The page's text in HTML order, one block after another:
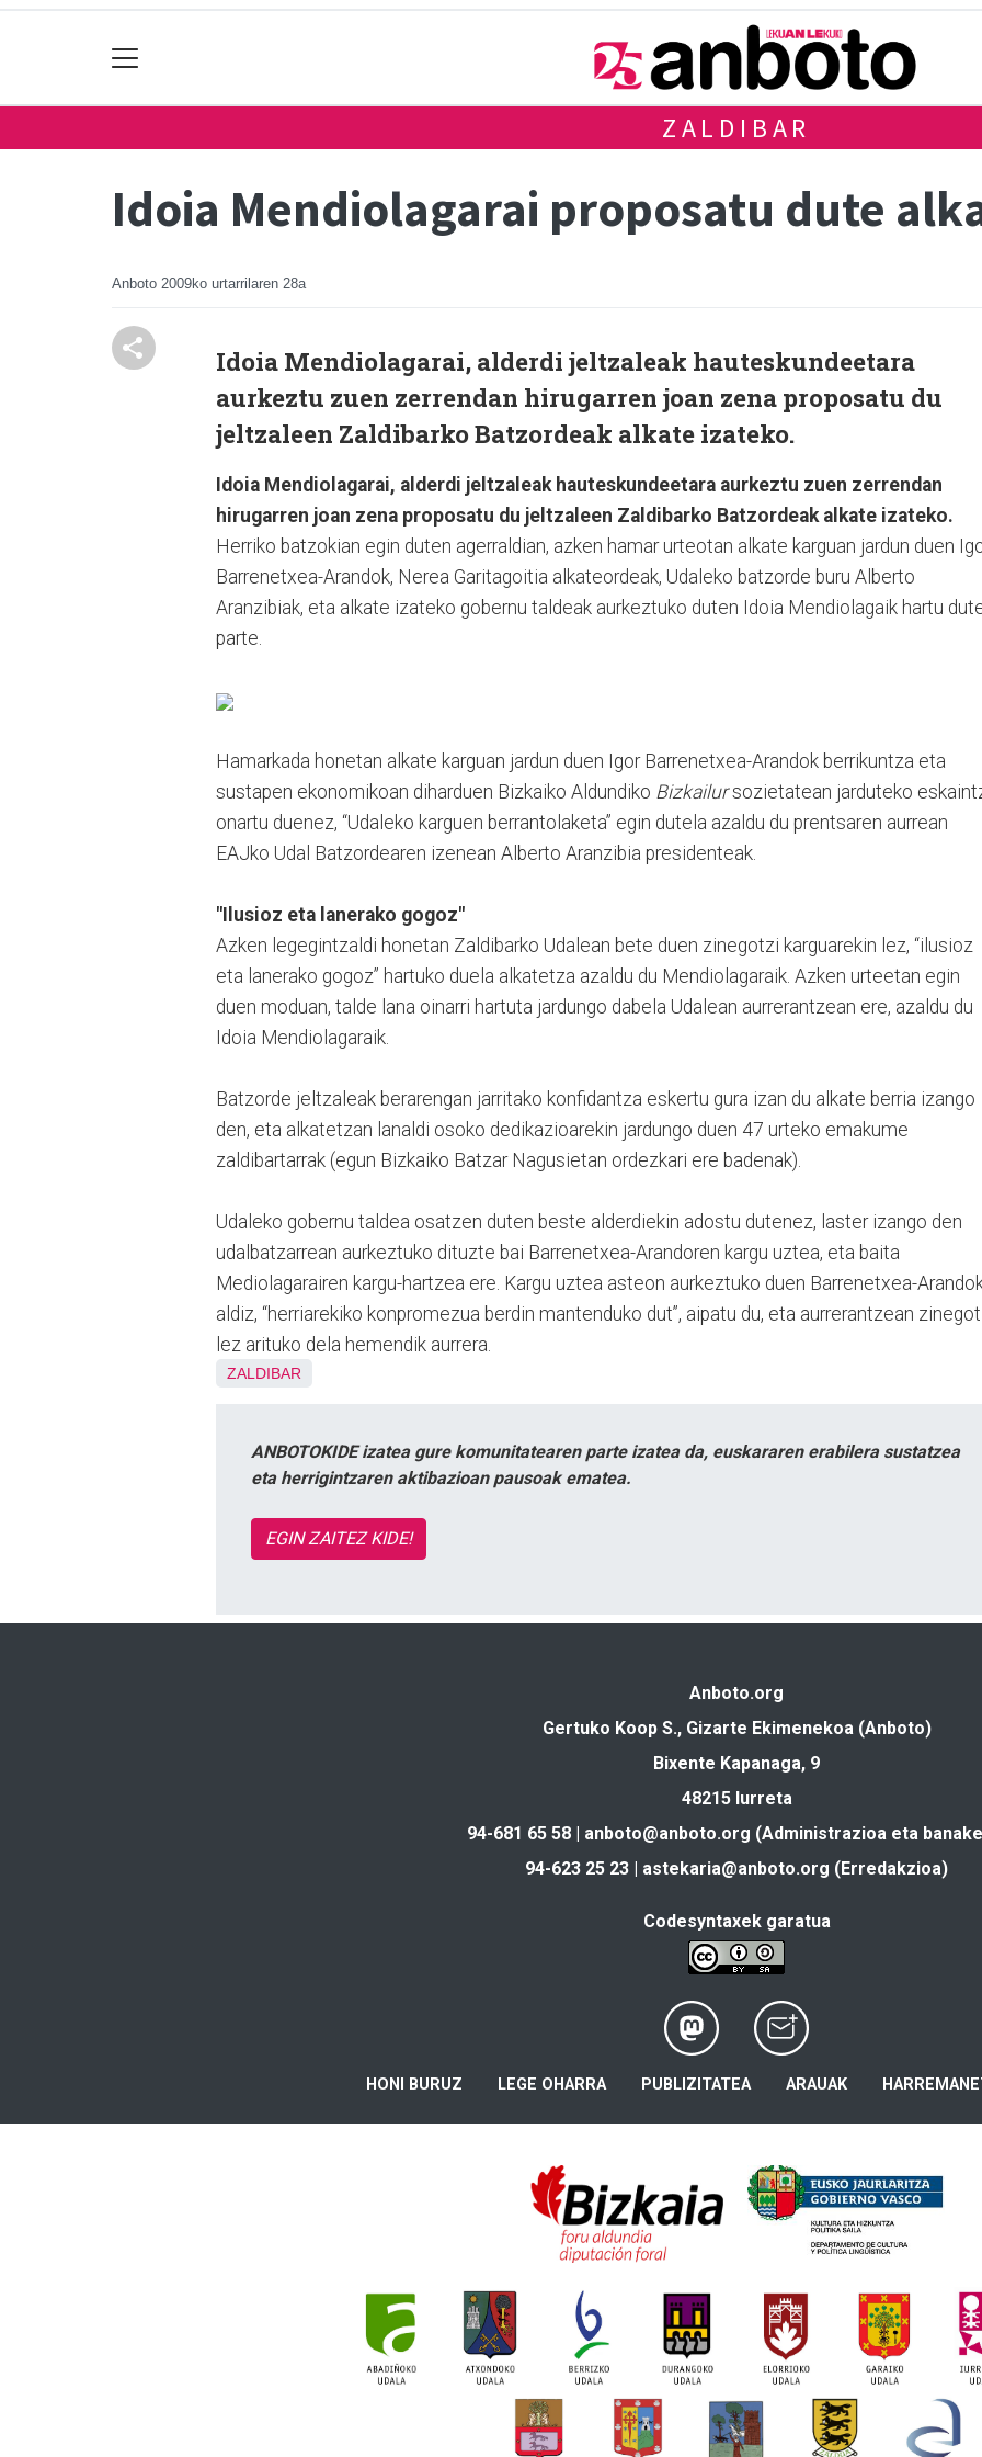
ZALDIBAR
Idoia Mendiolagarai proposatu dute
Anboto 2009ko urtarrilaren 28a
Idoia Mendiolagarai, alderdi jeltzaleak hauteskundeetara
aurkeztu zuen zerrendan hirugarren joan zena proposatu du
jeltzaleen Zaldibarko Batzordeak alkate izateko.
Idoia Mendiolagarai, alderdi jeltzaleak hauteskundeetara aurkeztu zuen zerrendan
hirugarren joan zena proposatu du jeltzaleen Zaldibarko Batzordeak alkate izateko.
Herriko batzokian egin duten agerraldian, azken hamar urteotan alkate karguan jardun duen
Barrenetxea-Arandok, Nerea Garitagoitia alkateordeak, Udaleko batzorde buru Alberto
Aranzibiak, eta alkate izateko gobernu taldeak aurkeztuko duten Idoia Mendiolagaik hartu
parte.
Hamarkada honetan alkate karguan jardun duen Igor Barrenetxea-Arandok berrikuntza eta
sustapen ekonomikoan diharduen Bizkaiko Aldundiko Bizkailursozietatean jarduteko
onartu duenez, “Udaleko karguen berrantolaketa” egin dutela azaldu du prentsaren aurrean
EAJko Udal Batzordearen izenean Alberto Aranzibia presidenteak.
"Ilusioz eta lanerako gogoz"
Azken legegintzaldi honetan Zaldibarko Udalean bete duen zinegotzi karguarekin lez, “ilusioz
eta lanerako gogoz” hartuko duela alkatetza azaldu du Mendiolagaraik. Azken urteetan egin
duen moduan, talde lana oinarri hartuta jardungo dabela Udalean aurrerantzean ere, azaldu du
Idoia Mendiolagaraik.
Batzorde jeltzaleak berarengan jarritako konfidantza eskertu gura izan du alkate berria izango
den, eta alkatetzan lanaldi osoko dedikazioarekin jardungo duen 47 urteko emakume
zaldibartarrak (egun Bizkaiko Batzar Nagusietan ordezkari ere badenak).
Udaleko gobernu taldea osatzen duten beste alderdiekin adostu dutenez, laster izango den
udalbatzarrean aurkeztuko dituzte bai Barrenetxea-Arandoren kargu uztea, eta baita
Mediolagarairen kargu-hartzea ere. Kargu uztea asteon aurkeztuko duen Barrenetxea-
aldiz, “herriarekiko konpromezua berdin mantenduko dut”, aipatu du, eta aurrerantzean
lez arituko dela hemendik aurrera.
ZALDIBAR
ANBOTOKIDE izatea gure komunitatearen parte izatea da, euskararen erabilera sustatzea
eta herrigintzaren aktibazioan pausoak ematea.
EGIN ZAITEZ KIDE!
Anboto.org
Gertuko Koop S., Gizarte Ekimenekoa (Anboto)
Bixente Kapanaga, 9
48215 Iurreta
94-681 65 58 | anboto@anboto.org (Administrazioa eta
94-623 25 23 | astekaria@anboto.org (Erredakzioa)
Codesyntaxek garatua
HONI BURUZ LEGE OHARRA PUBLIZITATEA ARAUAK